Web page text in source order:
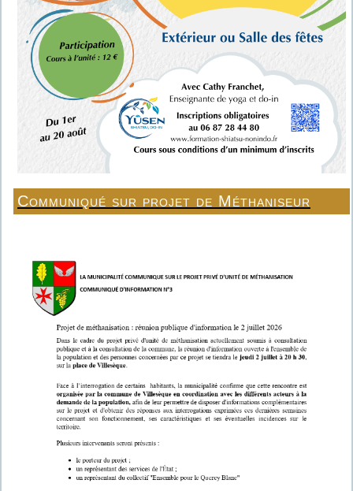
Communiqué sur projet de Méthaniseur